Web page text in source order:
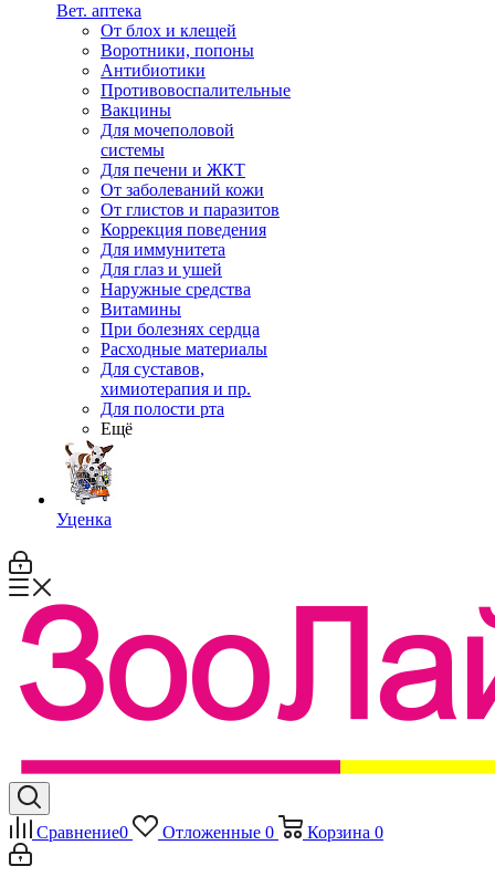
Вет. аптека
От блох и клещей
Воротники, попоны
Антибиотики
Противовоспалительные
Вакцины
Для мочеполовой
системы
Для печени и ЖКТ
От заболеваний кожи
От глистов и паразитов
Коррекция поведения
Для иммунитета
Для глаз и ушей
Наружные средства
Витамины
При болезнях сердца
Расходные материалы
Для суставов,
химиотерапия и пр.
Для полости рта
Ещё
Уценка
Сравнение0 Отложенные 0 Корзина 0